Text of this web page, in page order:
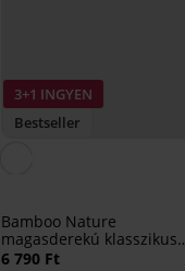
3+1 INGYEN
Bestseller
Bamboo Nature
magasderekú klasszikus
bugyi
6 790 Ft